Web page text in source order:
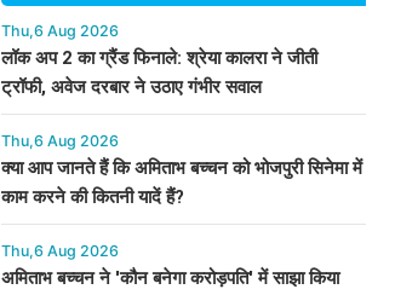
Thu,6 Aug 2026
लॉक अप 2 का ग्रैंड फिनाले: श्रेया कालरा ने जीती
ट्रॉफी, अवेज दरबार ने उठाए गंभीर सवाल
Thu,6 Aug 2026
क्या आप जानते हैं कि अमिताभ बच्चन को भोजपुरी सिनेमा में
काम करने की कितनी यादें हैं?
Thu,6 Aug 2026
अमिताभ बच्चन ने 'कौन बनेगा करोड़पति' में साझा किया